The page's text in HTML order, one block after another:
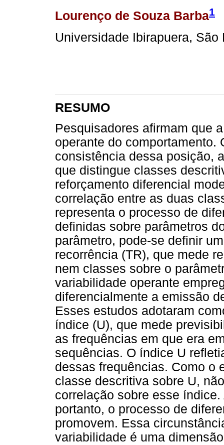
Lourenço de Souza Barba1
Universidade Ibirapuera, São
RESUMO
Pesquisadores afirmam que
operante do comportamento.
consistência dessa posição,
que distingue classes
reforçamento diferencial
correlação entre as duas
representa o processo de
definidas sobre parâmetros
parâmetro, pode-se definir
recorrência (TR), que mede
nem classes sobre o
variabilidade operante
diferencialmente a emissão
Esses estudos adotaram
índice (U), que mede
as frequências em que era
sequências. O índice U
dessas frequências. Como o
classe descritiva sobre U,
correlação sobre esse
portanto, o processo de
promovem. Essa
variabilidade é uma